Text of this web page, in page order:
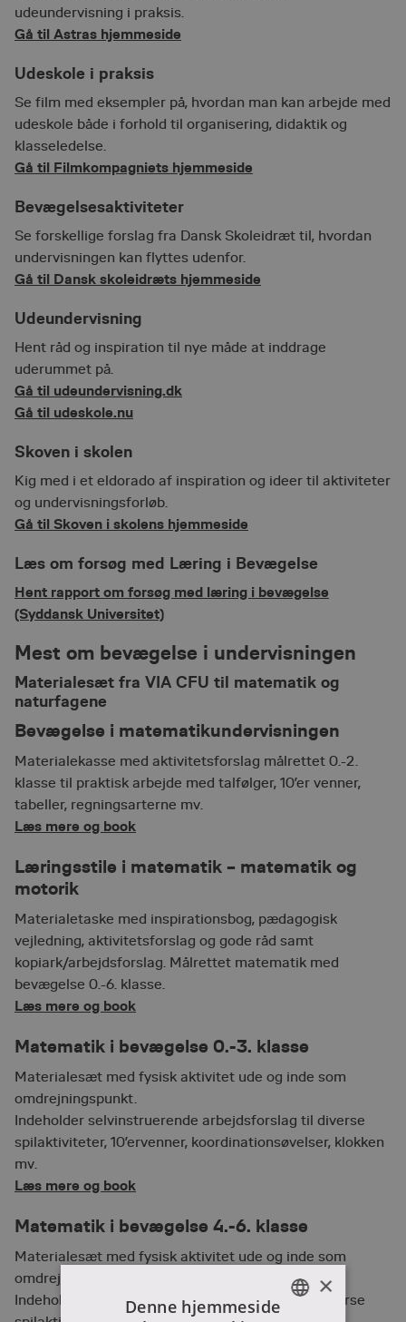
udeundervisning i praksis.
Gå til Astras hjemmeside
Udeskole i praksis
Se film med eksempler på, hvordan man kan arbejde med
udeskole både i forhold til organisering, didaktik og
klasseledelse.
Gå til Filmkompagniets hjemmeside
Bevægelsesaktiviteter
Se forskellige forslag fra Dansk Skoleidræt til, hvordan
undervisningen kan flyttes udenfor.
Gå til Dansk skoleidræts hjemmeside
Udeundervisning
Hent råd og inspiration til nye måde at inddrage
uderummet på.
Gå til udeundervisning.dk
Gå til udeskole.nu
Skoven i skolen
Kig med i et eldorado af inspiration og ideer til aktiviteter
og undervisningsforløb.
Gå til Skoven i skolens hjemmeside
Læs om forsøg med Læring i Bevægelse
Hent rapport om forsøg med læring i bevægelse
(Syddansk Universitet)
Mest om bevægelse i undervisningen
Materialesæt fra VIA CFU til matematik og
naturfagene
Bevægelse i matematikundervisningen
Materialekasse med aktivitetsforslag målrettet 0.-2.
klasse til praktisk arbejde med talfølger, 10’er venner,
tabeller, regningsarterne mv.
Læs mere og book
Læringsstile i matematik – matematik og
motorik
Materialetaske med inspirationsbog, pædagogisk
vejledning, aktivitetsforslag og gode råd samt
kopiark/arbejdsforslag. Målrettet matematik med
bevægelse 0.-6. klasse.
Læs mere og book
Matematik i bevægelse 0.-3. klasse
Materialesæt med fysisk aktivitet ude og inde som
omdrejningspunkt.
Indeholder selvinstruerende arbejdsforslag til diverse
spilaktiviteter, 10’ervenner, koordinationsøvelser, klokken
mv.
Læs mere og book
Matematik i bevægelse 4.-6. klasse
Materialesæt med fysisk aktivitet ude og inde som
omdrejningspunkt.
Indeholder selvinstruerende arbejdsforslag til diverse
×
Denne hjemmeside